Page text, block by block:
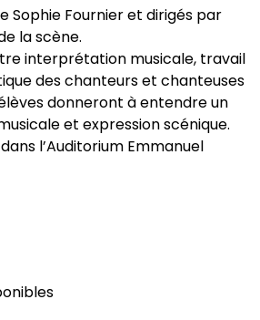
Sophie Fournier et dirigés par
la scène.
interprétation musicale, travail
des chanteurs et chanteuses
donneront à entendre un
et expression scénique.
l’Auditorium Emmanuel